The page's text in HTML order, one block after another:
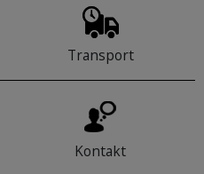
Transport
Kontakt